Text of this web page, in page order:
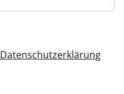
Datenschutzerklärung